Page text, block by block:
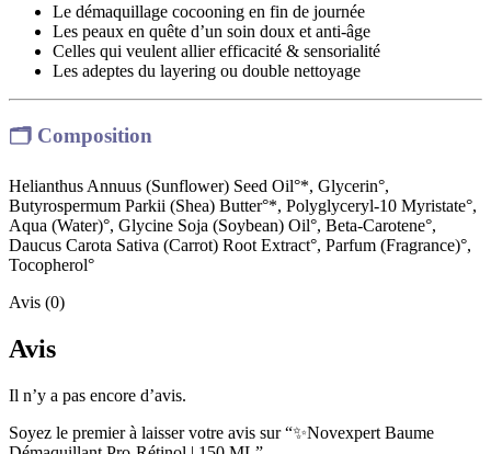
Le démaquillage cocooning en fin de journée
Les peaux en quête d’un soin doux et anti-âge
Celles qui veulent allier efficacité & sensorialité
Les adeptes du layering ou double nettoyage
🗂️ Composition
Helianthus Annuus (Sunflower) Seed Oil°*, Glycerin°,
Butyrospermum Parkii (Shea) Butter°*, Polyglyceryl-10 Myristate°,
Aqua (Water)°, Glycine Soja (Soybean) Oil°, Beta-Carotene°,
Daucus Carota Sativa (Carrot) Root Extract°, Parfum (Fragrance)°,
Tocopherol°
Avis (0)
Avis
Il n’y a pas encore d’avis.
Soyez le premier à laisser votre avis sur “✨Novexpert Baume